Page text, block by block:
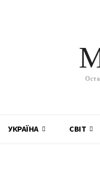
УКРАЇНА СВІТ